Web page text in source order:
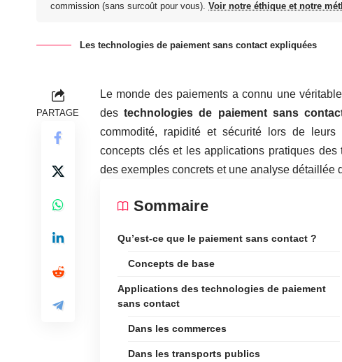
commission (sans surcoût pour vous). Voir notre éthique et notre
Les technologies de paiement sans contact expliquées
PARTAGE
Le monde des paiements a connu une
destechnologies de paiement sans
commodité, rapidité et sécurité lors de
concepts clés et les applications pratiques
des exemples concrets et une analyse détaillée
Sommaire
Qu’est-ce que le paiement sans contact ?
Concepts de base
Applications des technologies de paiement
sans contact
Dans les commerces
Dans les transports publics